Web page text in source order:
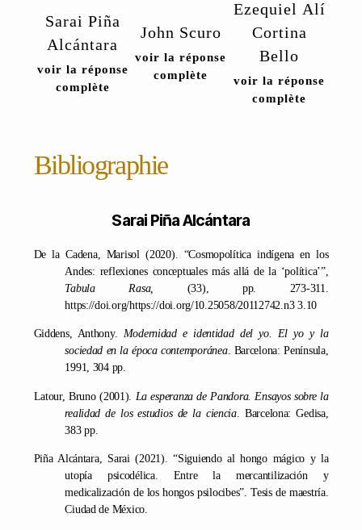
Sarai Piña
Alcántara
voir la réponse
complète
John Scuro
voir la réponse
complète
Ezequiel Alí
Cortina
Bello
voir la réponse
complète
Bibliographie
Sarai Piña Alcántara
De la Cadena, Marisol (2020). “Cosmopolítica indígena en los
Andes: reflexiones conceptuales más allá de la ‘política’”,
Tabula Rasa, (33), pp. 273-311.
https://doi.org/https://doi.org/10.25058/20112742.n3 3.10
Giddens, Anthony. Modernidad e identidad del yo. El yo y la
sociedad en la época contemporánea. Barcelona: Península,
1991, 304 pp.
Latour, Bruno (2001). La esperanza de Pandora. Ensayos sobre la
realidad de los estudios de la ciencia. Barcelona: Gedisa,
383 pp.
Piña Alcántara, Sarai (2021). “Siguiendo al hongo mágico y la
utopía psicodélica. Entre la mercantilización y
medicalización de los hongos psilocibes”. Tesis de maestría.
Ciudad de México.